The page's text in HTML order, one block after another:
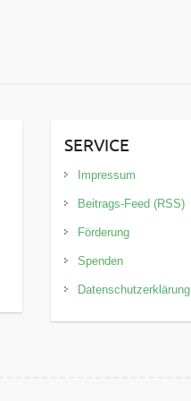
SERVICE
Impressum
Beitrags-Feed (RSS)
Förderung
Spenden
Datenschutzerklärung